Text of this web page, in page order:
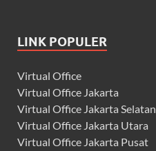
LINK POPULER
Virtual Office
Virtual Office Jakarta
Virtual Office Jakarta Selatan
Virtual Office Jakarta Utara
Virtual Office Jakarta Pusat